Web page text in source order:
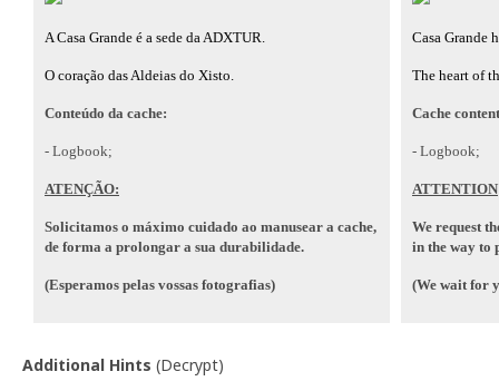
A Casa Grande é a sede da ADXTUR.
O coração das Aldeias do Xisto.
Conteúdo da cache:
- Logbook;
ATENÇÃO:
Solicitamos o máximo cuidado ao manusear a cache,
de forma a prolongar a sua durabilidade.
(Esperamos pelas vossas fotografias)
Casa Grande
The heart of
Cache
- Logbook;
ATTENTION
We request
in the way to
(We wait for
Additional Hints (Decrypt)